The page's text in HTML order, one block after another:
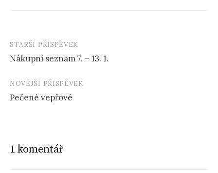
Navigace
příspěvku
STARŠÍ PŘÍSPĚVEK
Nákupní seznam 7. – 13. 1.
NOVĚJŠÍ PŘÍSPĚVEK
Pečené vepřové
1 komentář